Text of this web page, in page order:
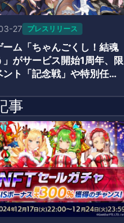
27 プレスリリース
ーム「ちゃんごくし！結魂
」がサービス開始1周年、限
ント「記念戦」や特別任
別施策を多数開催
事